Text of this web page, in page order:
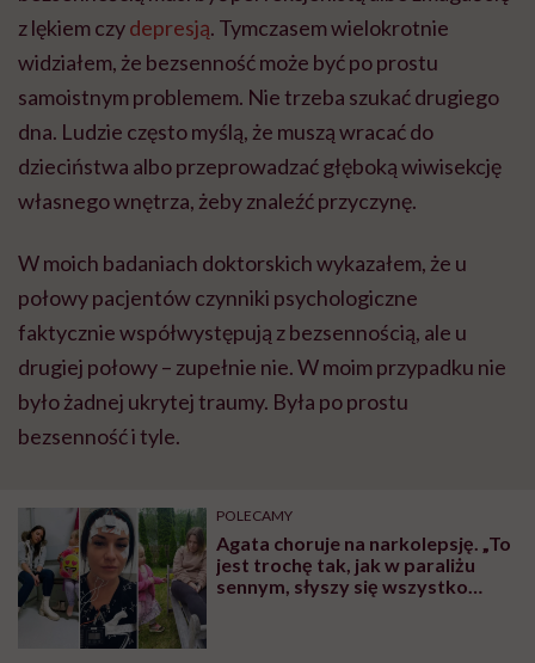
z lękiem czydepresją. Tymczasem wielokrotnie
widziałem, że bezsenność może być po prostu
samoistnym problemem. Nie trzeba szukać drugiego
dna. Ludzie często myślą, że muszą wracać do
dzieciństwa albo przeprowadzać głęboką wiwisekcję
własnego wnętrza, żeby znaleźć przyczynę.
W moich badaniach doktorskich wykazałem, że u
połowy pacjentów czynniki psychologiczne
faktycznie współwystępują z bezsennością, ale u
drugiej połowy – zupełnie nie. W moim przypadku nie
było żadnej ukrytej traumy. Była po prostu
bezsenność i tyle.
POLECAMY
Agata choruje na narkolepsję. „To
jest trochę tak, jak w paraliżu
sennym, słyszy się wszystko